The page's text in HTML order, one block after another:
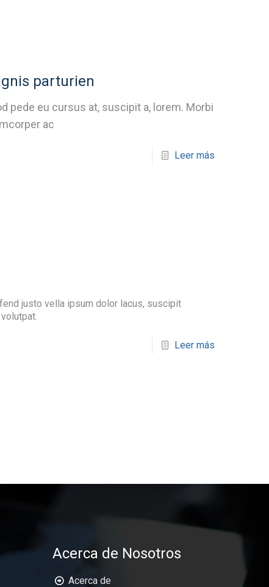
parturien
pede eu cursus at, suscipit a, lorem. Morbi
ac
Leer más
justo vella ipsum dolor lacus, suscipit
Leer más
Acerca de Nosotros
Acerca de